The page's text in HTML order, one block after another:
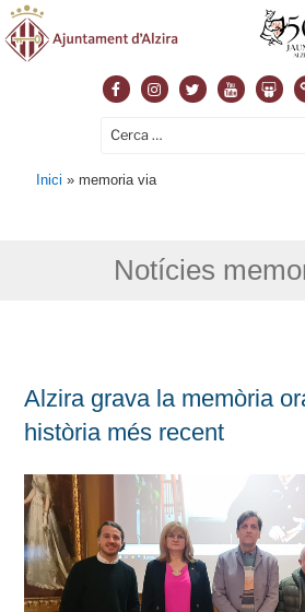
FacebookInstagram
TwitterYoutube
Cerca:
Inici »memoria via
Notícies
Alzira grava la memòria
història més recent